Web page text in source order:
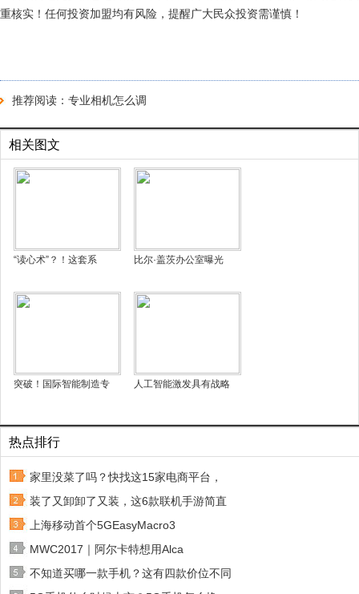
重核实！任何投资加盟均有风险，提醒广大民众投资需谨慎！
推荐阅读： 专业相机怎么调
相关图文
“读心术”？！这套系 比尔·盖茨办公室曝光
突破！国际智能制造专 人工智能激发具有战略
热点排行
家里没菜了吗？快找这15家电商平台，
装了又卸卸了又装，这6款联机手游简直
上海移动首个5GEasyMacro3
MWC2017｜阿尔卡特想用Alca
不知道买哪一款手机？这有四款价位不同